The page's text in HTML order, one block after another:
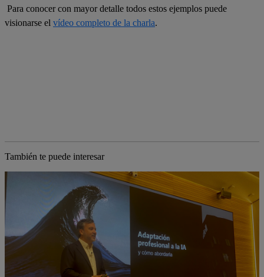
Para conocer con mayor detalle todos estos ejemplos puede
visionarse el vídeo completo de la charla.
También te puede interesar